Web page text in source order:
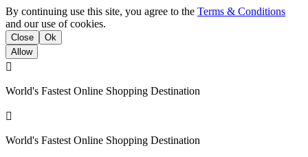
By continuing use this site, you agree to the Terms & Conditions
and our use of cookies.
Close
Ok
Allow

World's Fastest Online Shopping Destination

World's Fastest Online Shopping Destination